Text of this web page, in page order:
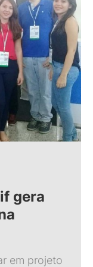
gera
em projeto